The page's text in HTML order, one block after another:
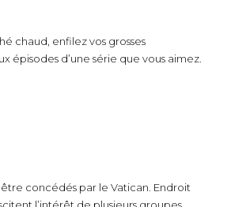
chaud, enfilez vos grosses
épisodes d’une série que vous aimez.
concédés par le Vatican. Endroit
l’intérêt de plusieurs groupes.